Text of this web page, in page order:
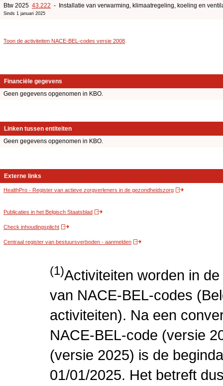
Btw 2025 43.222 - Installatie van verwarming, klimaatregeling, koeling en
Sinds 1 januari 2025
Toon de activiteiten NACE-BEL-codes versie 2008
Financiële gegevens
Geen gegevens opgenomen in KBO.
Linken tussen entiteiten
Geen gegevens opgenomen in KBO.
Externe links
HealthPro - Register van actieve zorgverleners in de gezondheidszorg
Publicaties in het Belgisch Staatsblad
Check inhoudingsplicht
Centraal register van bestuursverboden - aanmelden
(1)Activiteiten worden in
van NACE-BEL-codes
activiteiten). Na een
NACE-BEL-code (versie
(versie 2025) is de
01/01/2025. Het betreft